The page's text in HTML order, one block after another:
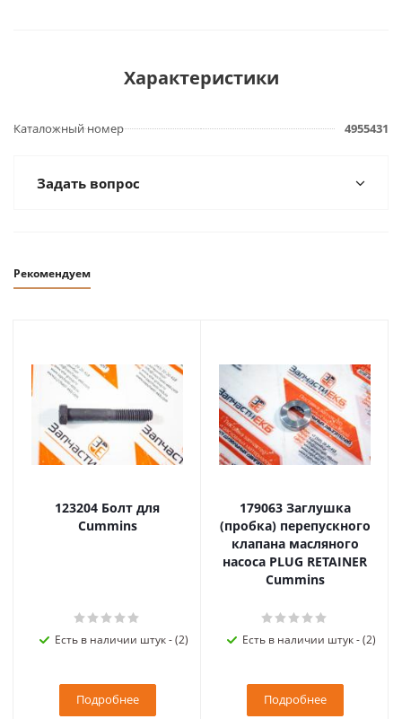
Характеристики
Каталожный номер 4955431
Задать вопрос
Рекомендуем
123204 Болт для
Cummins
Есть в наличии штук - (2)
Подробнее
179063 Заглушка
(пробка) перепускного
клапана масляного
насоса PLUG RETAINER
Cummins
Есть в наличии штук - (2)
Подробнее